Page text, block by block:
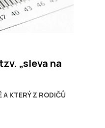
„sleva na
A KTERÝ Z RODIČŮ